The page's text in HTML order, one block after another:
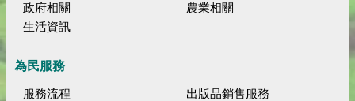
政府相關
農業相關
生活資訊
為民服務
服務流程
出版品銷售服務